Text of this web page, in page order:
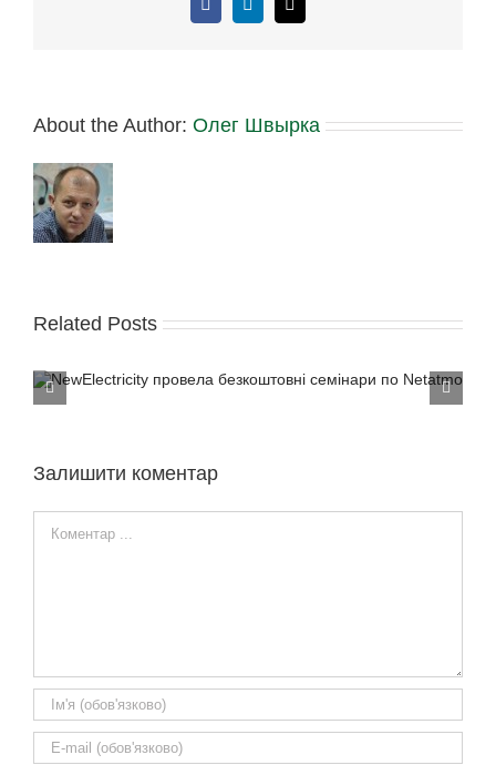
FacebookLinkedIn
E-
mail:
About the Author: Олег Швырка
Related Posts
Представники NewElectricity обговорили з
Залишити коментар